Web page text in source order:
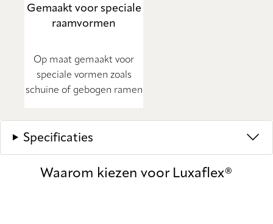
Gemaakt voor speciale
raamvormen
Op maat gemaakt voor
speciale vormen zoals
schuine of gebogen ramen
Specificaties
Waarom kiezen voor Luxaflex®